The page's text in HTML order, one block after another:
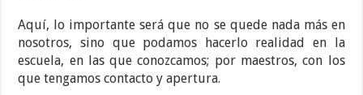
Aquí, lo importante será que no se quede nada más en
nosotros, sino que podamos hacerlo realidad en la
escuela, en las que conozcamos; por maestros, con los
que tengamos contacto y apertura.